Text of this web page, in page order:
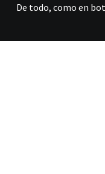
De todo, como en